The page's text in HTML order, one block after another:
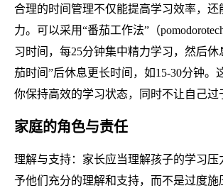
合理的时间管理不仅能提高学习效率，还
力。可以采用“番茄工作法”（
习时间，每25分钟集中精力学习，然后休
茄时间”后休息更长时间，如15-30分钟。
你保持高效的学习状态，同时不让自己过
家庭的角色与责任
理解与支持：家长应当理解孩子的学习压
予他们充分的理解和支持，而不是过度施